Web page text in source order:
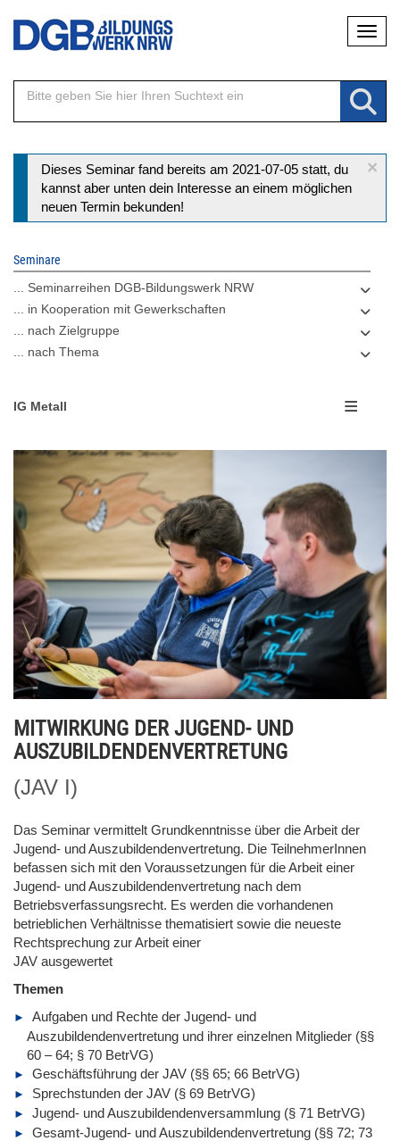
Direkt
Inhalt
×
Statusmeldung
Dieses Seminar fand bereits am 2021-07-05 statt, du
kannst aber unten dein Interesse an einem möglichen
neuen Termin bekunden!
Seminare
... Seminarreihen DGB-Bildungswerk NRW
... in Kooperation mit Gewerkschaften
... nach Zielgruppe
... nach Thema
IG Metall
MITWIRKUNG DER JUGEND- UND
AUSZUBILDENDENVERTRETUNG
(JAV I)
Das Seminar vermittelt Grundkenntnisse über die Arbeit der
Jugend- und Auszubildendenvertretung. Die TeilnehmerInnen
befassen sich mit den Voraussetzungen für die Arbeit einer
Jugend- und Auszubildendenvertretung nach dem
Betriebsverfassungsrecht. Es werden die vorhandenen
betrieblichen Verhältnisse thematisiert sowie die neueste
Rechtsprechung zur Arbeit einer
JAV ausgewertet
Themen
Aufgaben und Rechte der Jugend- und
Auszubildendenvertretung und ihrer einzelnen Mitglieder (§§
60 – 64; § 70 BetrVG)
Geschäftsführung der JAV (§§ 65; 66 BetrVG)
Sprechstunden der JAV (§ 69 BetrVG)
Jugend- und Auszubildendenversammlung (§ 71 BetrVG)
Gesamt-Jugend- und Auszubildendenvertretung (§§ 72; 73